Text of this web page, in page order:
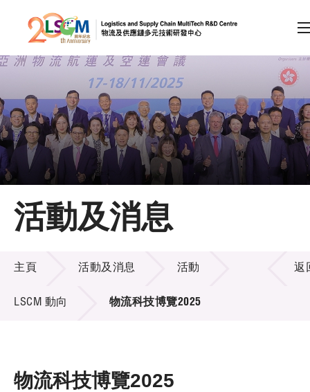
跳到內容（按回車鍵）
會員登入
A A EN 繁 简
主頁
關於LSCM
技術商品化
項目及資助計劃
活動及消息
活動及消息
活動及消息
主頁 活動及消息 活動
LSCM 動向 物流科技博覽2025
返
物流科技博覽2025